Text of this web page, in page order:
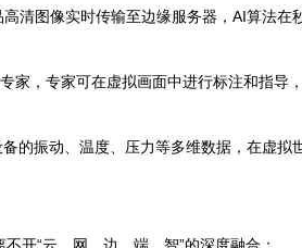
清图像实时传输至边缘服务器，AI算法
家，专家可在虚拟画面中进行标注和指
的振动、温度、压力等多维数据，在虚